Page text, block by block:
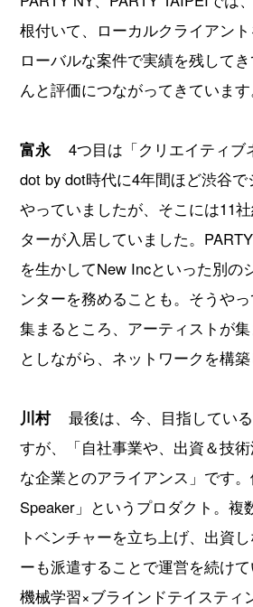
根付いて、ローカルクライアン
ローバルな案件で実績を残して
んと評価につながってきています
富永
4つ目は「クリエイティブ
dot by dot時代に4年間ほど渋谷
やっていましたが、そこには11
ターが入居していました。
を生かしてNew Incといった別の
ンターを務めることも。そうや
集まるところ、アーティストが
としながら、ネットワークを構築
川村
最後は、今、目指してい
すが、「自社事業や、出資＆技
な企業とのアライアンス」です
Speaker」というプロダクト。複
トベンチャーを立ち上げ、出資
ーも派遣することで運営を続けて
機械学習×ブラインドテイスティ